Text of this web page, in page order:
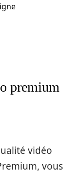
premium
vidéo
vous